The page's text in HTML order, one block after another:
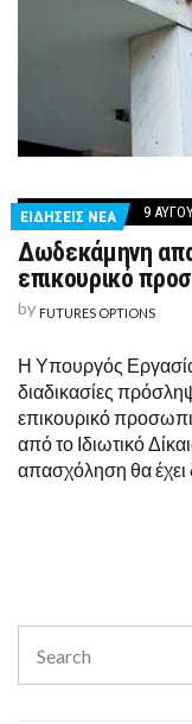
ΕΙΔΗΣΕΙΣ ΝΕΑ 9
Δωδεκάμηνη
επικουρικό
by FUTURES OPTIONS
Η Υπουργός
διαδικασίες
επικουρικό
από το Ιδιωτικό
απασχόληση θα
for: